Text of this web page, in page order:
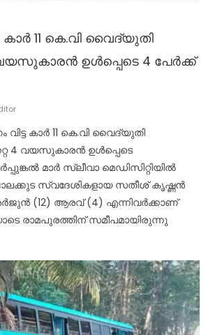
കാർ 11 കെ.വി വൈദ്യുതി
വയസുകാരൻ ഉൾപ്പെടെ 4 പേർക്ക്
വിട്ട കാർ 11 കെ.വി വൈദ്യുതി
4 വയസുകാരൻ ഉൾപ്പെടെ
മാർ സ്ലീവാ മെഡിസിറ്റിയിൽ
സ്വദേശികളായ സതീശ് കൃഷ്ണൻ
(12) ആരവ് (4) എന്നിവർക്കാണ്
രാമപുരത്തിന് സമീപമായിരുന്നു